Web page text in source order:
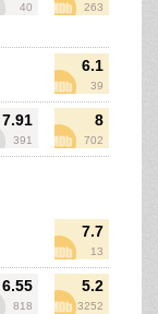
40 263
6.1
39
7.91
391
8
702
7.7
13
6.55
818
5.2
3252